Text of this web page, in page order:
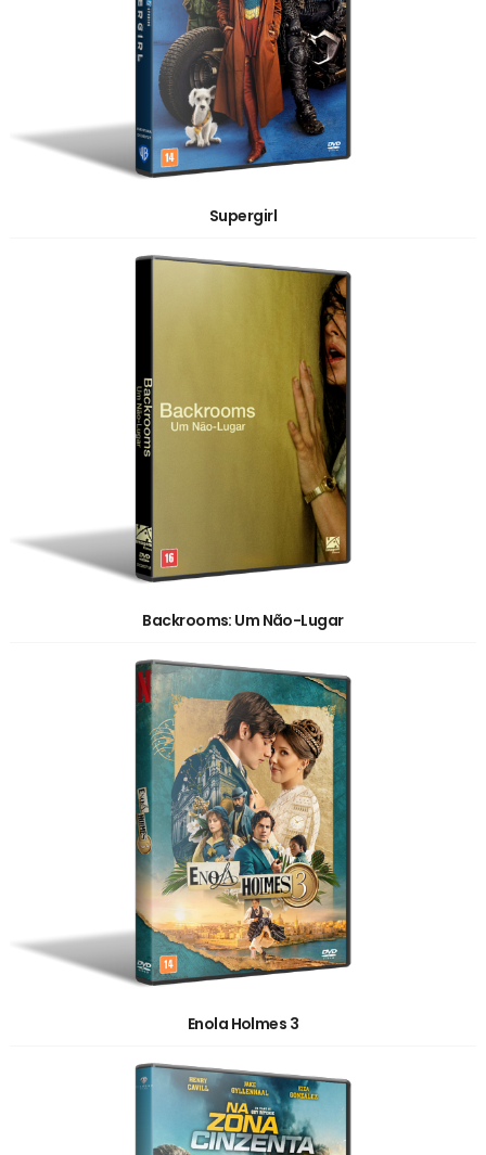
Supergirl
Backrooms: Um Não-Lugar
Enola Holmes 3